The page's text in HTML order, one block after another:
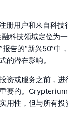
册用户和来自科技
科技领域定位为
报告的“新兴50”中
的潜在影响。
资或服务之前，
要的。Crypterium
用性，但与所有投